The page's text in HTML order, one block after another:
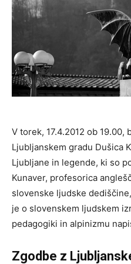
V torek, 17.4.2012 ob 19.00,
Ljubljanskem gradu Dušica
Ljubljane in legende, ki so
Kunaver, profesorica
slovenske ljudske
je o slovenskem ljudskem
pedagogiki in alpinizmu
Zgodbe z